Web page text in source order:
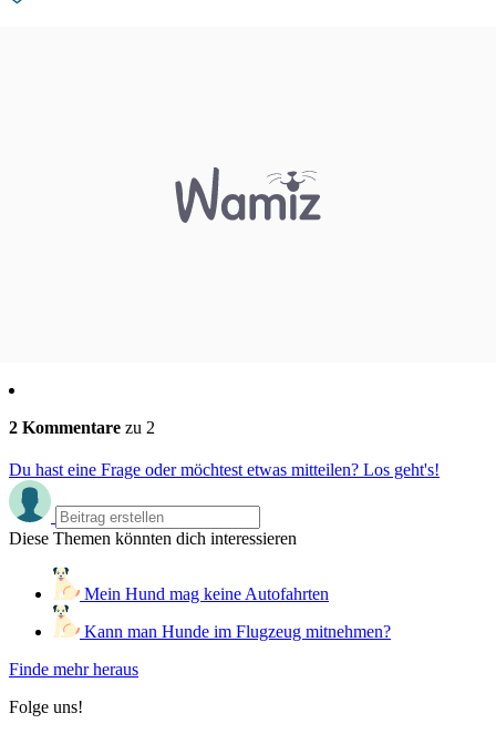
2 Kommentare zu 2
Du hast eine Frage oder möchtest etwas mitteilen? Los geht's!
Diese Themen könnten dich interessieren
Mein Hund mag keine Autofahrten
Kann man Hunde im Flugzeug mitnehmen?
Finde mehr heraus
Folge uns!